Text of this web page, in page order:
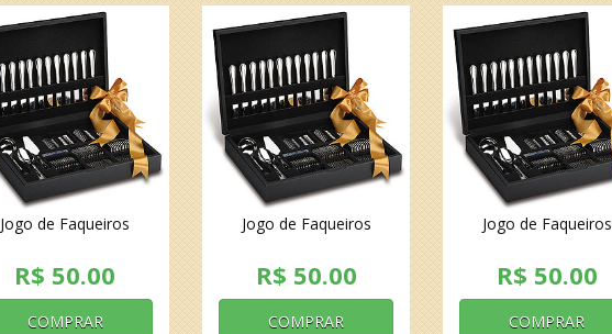
Jogo de Faqueiros
R$ 50.00
COMPRAR
Jogo de Faqueiros
R$ 50.00
COMPRAR
Jogo de Faqueiros
R$ 50.00
COMPRAR